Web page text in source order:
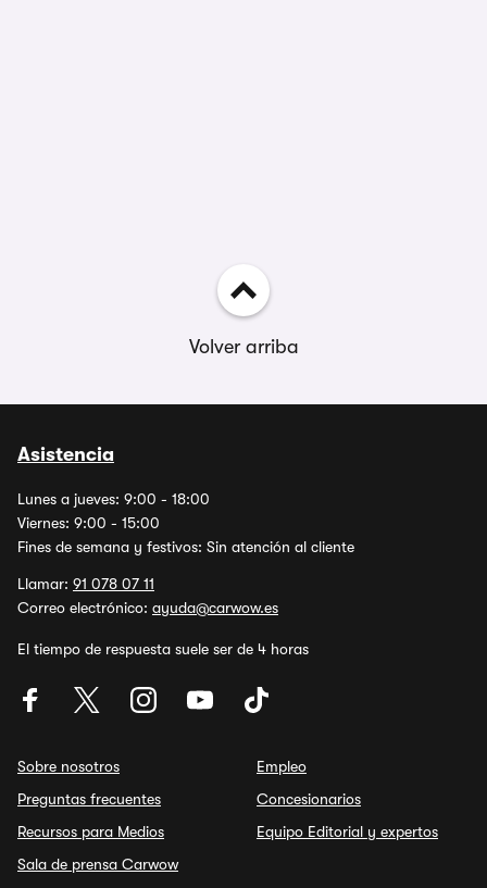
Volver arriba
Asistencia
Lunes a jueves: 9:00 - 18:00
Viernes: 9:00 - 15:00
Fines de semana y festivos: Sin atención al cliente
Llamar: 91 078 07 11
Correo electrónico: ayuda@carwow.es
El tiempo de respuesta suele ser de 4 horas
Sobre nosotros
Preguntas frecuentes
Recursos para Medios
Sala de prensa Carwow
Empleo
Concesionarios
Equipo Editorial y expertos